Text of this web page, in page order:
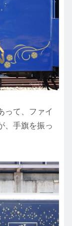
って、ファイ
、手旗を振っ